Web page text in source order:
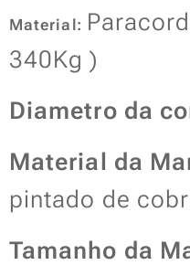
Material:
340Kg )
Diametro da
Material da
pintado de
Tamanho da